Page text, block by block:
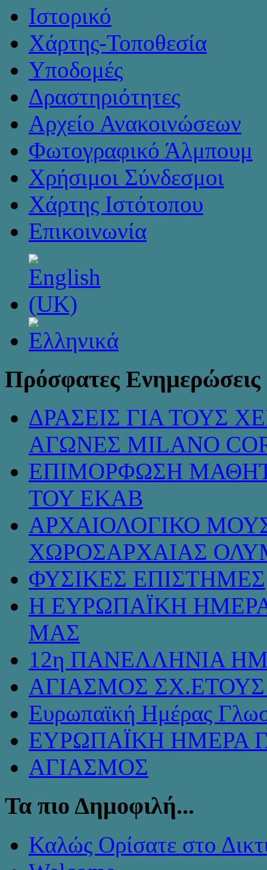
Ιστορικό
Χάρτης-Τοποθεσία
Υποδομές
Δραστηριότητες
Αρχείο Ανακοινώσεων
Φωτογραφικό Άλμπουμ
Χρήσιμοι Σύνδεσμοι
Χάρτης Ιστότοπου
Επικοινωνία
Πρόσφατες Ενημερώσεις
ΔΡΑΣΕΙΣ ΓΙΑ ΤΟΥΣ
ΑΓΩΝΕΣ MILANO
ΕΠΙΜΟΡΦΩΣΗ
ΤΟΥ ΕΚΑΒ
ΑΡΧΑΙΟΛΟΓΙΚΟ
ΧΩΡΟΣΑΡΧΑΙΑΣ
ΦΥΣΙΚΕΣ ΕΠΙΣΤΗΜΕΣ
Η ΕΥΡΩΠΑΪΚΗ
ΜΑΣ
12η ΠΑΝΕΛΛΗΝΙΑ
ΑΓΙΑΣΜΟΣ ΣΧ.ΕΤΟΥΣ
Ευρωπαϊκή Ημέρας
ΕΥΡΩΠΑΪΚΗ ΗΜΕΡΑ
ΑΓΙΑΣΜΟΣ
Τα πιο Δημοφιλή...
Καλώς Ορίσατε στο